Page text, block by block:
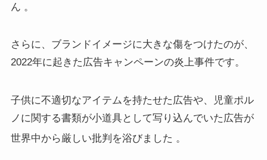
ん 。
さらに、ブランドイメージに大きな傷をつけたのが、
2022年に起きた広告キャンペーンの炎上事件です。
子供に不適切なアイテムを持たせた広告や、児童ポル
ノに関する書類が小道具として写り込んでいた広告が
世界中から厳しい批判を浴びました 。